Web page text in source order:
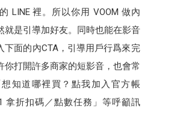
LINE 裡。所以你用 VOOM 做內
就是引導加好友。同時也能在影音
下面的內CTA，引導用戶行爲來完
你打開許多商家的短影音，也會常
知道哪裡買？點我加入官方帳
拿折扣碼／點數任務」等呼籲訊